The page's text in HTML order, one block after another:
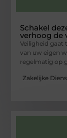
Schakel
verhoog de
Veiligheid gaat
van uw eigen
regelmatig op
Zakelijke